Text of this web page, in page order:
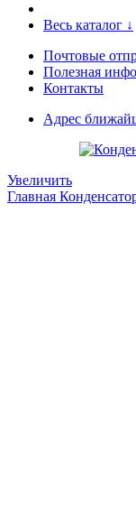
Весь каталог ↓
Почтовые
Полезная
Контакты
Адрес
Увеличить
Главная